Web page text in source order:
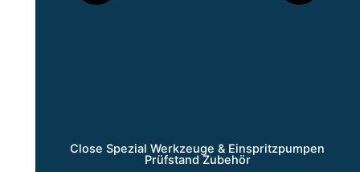
Close Spezial Werkzeuge & Einspritzpumpen
Prüfstand Zubehör